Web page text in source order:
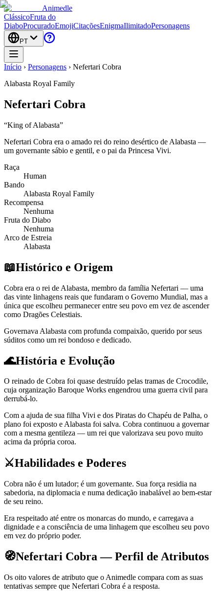
Animedle
ClássicoFruta do
DiaboProcuradoEmojiCitaçõesEnigmaIlimitadoPersonagens
PT
Início › Personagens › Nefertari Cobra
Alabasta Royal Family
Nefertari Cobra
“King of Alabasta”
Nefertari Cobra era o amado rei do reino desértico de Alabasta —
um governante sábio e gentil, e o pai da Princesa Vivi.
Raça
Human
Bando
Alabasta Royal Family
Recompensa
Nenhuma
Fruta do Diabo
Nenhuma
Arco de Estreia
Alabasta
📖Histórico e Origem
Cobra era o rei de Alabasta, membro da família Nefertari — uma
das vinte linhagens reais que fundaram o Governo Mundial, mas a
única que escolheu permanecer entre seu povo em vez de ascender
como Dragões Celestiais.
Governava Alabasta com profunda compaixão, querido por seus
súditos como um rei bondoso e dedicado.
🌊História e Evolução
O reinado de Cobra foi quase destruído pelas tramas de Crocodile,
cuja organização Baroque Works engendrou uma guerra civil para
derrubá-lo.
Com a ajuda de sua filha Vivi e dos Piratas do Chapéu de Palha, o
plano foi exposto e Alabasta foi salva. Cobra continuou a governar
com a mesma gentileza — um rei que valorizava seu povo muito
acima da própria coroa.
⚔️Habilidades e Poderes
Cobra não é um lutador; é um governante. Sua força residia na
sabedoria, na diplomacia e numa dedicação inabalável ao bem-estar
de seu reino.
Era respeitado até entre os monarcas do mundo, e carregava a
dignidade e a consciência de uma linhagem que escolheu seu povo
em vez do próprio poder.
🧭Nefertari Cobra — Perfil de Atributos
Os oito valores de atributo que o Animedle compara com as suas
tentativas sempre que Nefertari Cobra é a resposta.